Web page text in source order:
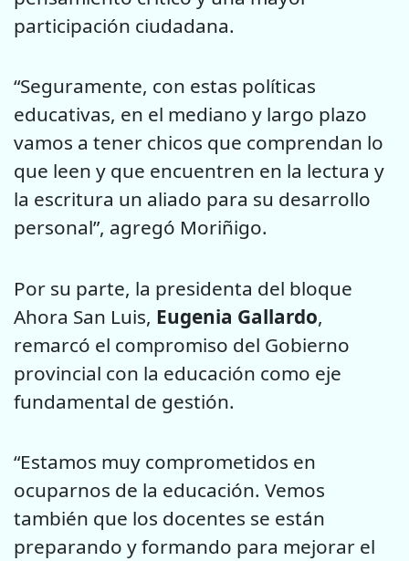
participación ciudadana.
“Seguramente, con estas políticas
educativas, en el mediano y largo plazo
vamos a tener chicos que comprendan lo
que leen y que encuentren en la lectura y
la escritura un aliado para su desarrollo
personal”, agregó Moriñigo.
Por su parte, la presidenta del bloque
Ahora San Luis, Eugenia Gallardo,
remarcó el compromiso del Gobierno
provincial con la educación como eje
fundamental de gestión.
“Estamos muy comprometidos en
ocuparnos de la educación. Vemos
también que los docentes se están
preparando y formando para mejorar el